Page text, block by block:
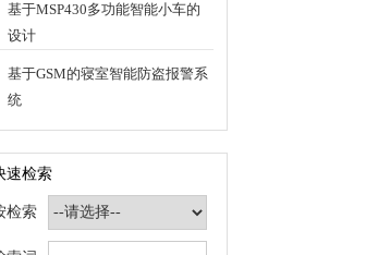
基于MSP430多功能智能小车的
设计
基于GSM的寝室智能防盗报警系
统
速检索
检索